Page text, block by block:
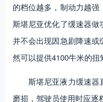
的档位越多，制动力越
斯堪尼亚优化了缓速器做
并不会出现因急剧降速
然可以提供4100牛米的扭
斯堪尼亚液力缓速器
磨损，驾驶员使用时应逐